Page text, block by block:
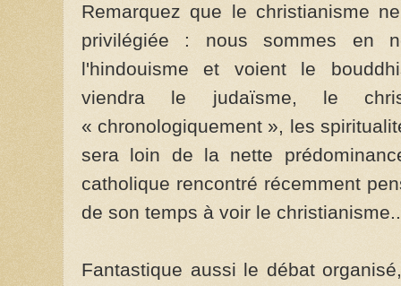
Remarquez que le christianisme
privilégiée : nous sommes en
l'hindouisme et voient le
viendra le judaïsme, le
« chronologiquement », les
sera loin de la nette
catholique rencontré récemment
de son temps à voir le
Fantastique aussi le débat